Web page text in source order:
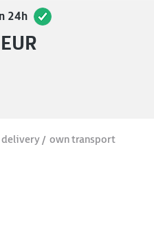
24h
delivery / own transport